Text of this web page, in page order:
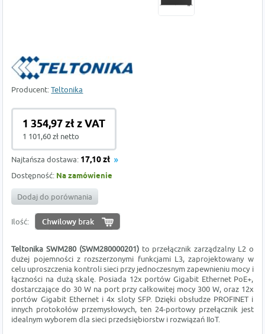
Producent:Teltonika
1 354,97 zł z VAT
1 101,60 zł netto
Najtańsza dostawa: 17,10 zł
Dostępność: Na zamówienie
Dodaj do porównania
Ilość:
Teltonika SWM280 (SWM280000201) to przełącznik zarządzalny L2 o
dużej pojemności z rozszerzonymi funkcjami L3, zaprojektowany w
celu uproszczenia kontroli sieci przy jednoczesnym zapewnieniu mocy i
łączności na dużą skalę. Posiada 12x portów Gigabit Ethernet PoE+,
dostarczające do 30 W na port przy całkowitej mocy 300 W, oraz 12x
portów Gigabit Ethernet i 4x sloty SFP. Dzięki obsłudze PROFINET i
innych protokołów przemysłowych, ten 24-portowy przełącznik jest
idealnym wyborem dla sieci przedsiębiorstw i rozwiązań IIoT.